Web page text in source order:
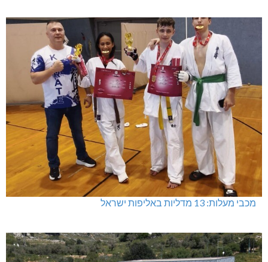
מכבי מעלות: 13 מדליות באליפות ישראל